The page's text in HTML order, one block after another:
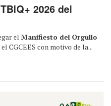
2026 del
el Manifiesto del Orgullo
CGCEES con motivo de la...